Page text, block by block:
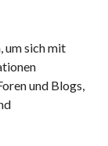
um sich mit
und Blogs,